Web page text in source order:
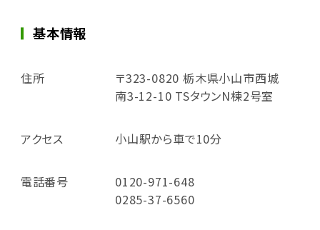
基本情報
住所
〒323-0820 栃木県小山市西城
南3-12-10 TSタウンN棟2号室
アクセス 小山駅から車で10分
電話番号
0120-971-648
0285-37-6560